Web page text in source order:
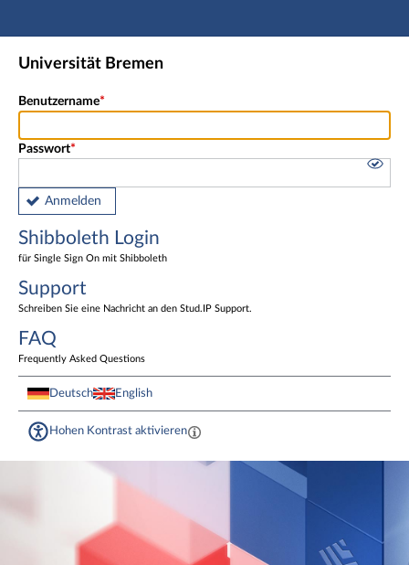
Hauptnavigation
Shibboleth Login
Universität Bremen
Benutzername
Passwort
Anmelden
Shibboleth Login
für Single Sign On mit Shibboleth
Support
Schreiben Sie eine Nachricht an den Stud.IP Support.
FAQ
Frequently Asked Questions
Deutsch English
Hohen Kontrast aktivieren